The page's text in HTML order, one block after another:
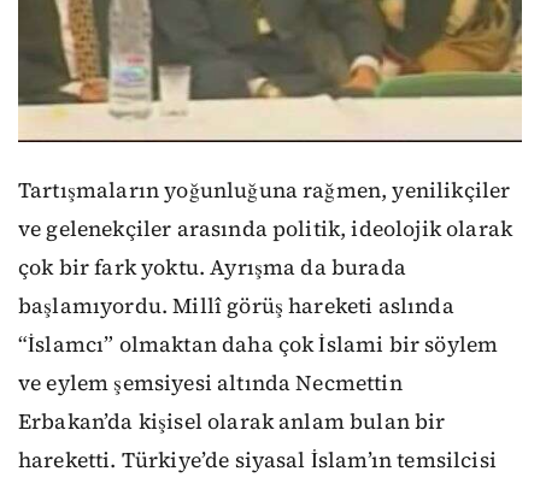
Tartışmaların yoğunluğuna rağmen, yenilikçiler
ve gelenekçiler arasında politik, ideolojik olarak
çok bir fark yoktu. Ayrışma da burada
başlamıyordu. Millî görüş hareketi aslında
“İslamcı” olmaktan daha çok İslami bir söylem
ve eylem şemsiyesi altında Necmettin
Erbakan’da kişisel olarak anlam bulan bir
hareketti. Türkiye’de siyasal İslam’ın temsilcisi